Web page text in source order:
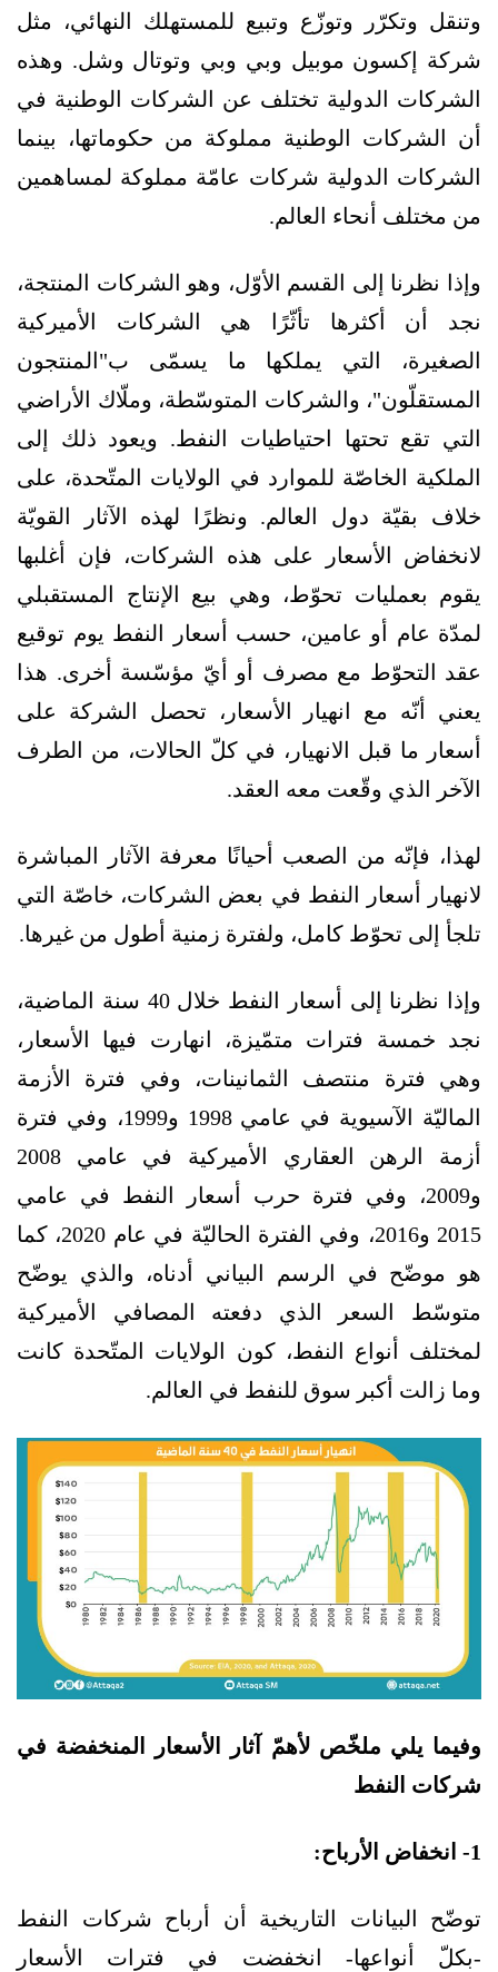
وتنقل وتكرّر وتوزّع وتبيع للمستهلك النهائي، مثل
شركة إكسون موبيل وبي وبي وتوتال وشل. وهذه
الشركات الدولية تختلف عن الشركات الوطنية في
أن الشركات الوطنية مملوكة من حكوماتها، بينما
الشركات الدولية شركات عامّة مملوكة لمساهمين
من مختلف أنحاء العالم.
وإذا نظرنا إلى القسم الأوّل، وهو الشركات المنتجة،
نجد أن أكثرها تأثّرًا هي الشركات الأميركية
الصغيرة، التي يملكها ما يسمّى ب"المنتجون
المستقلّون"، والشركات المتوسّطة، وملّاك الأراضي
التي تقع تحتها احتياطيات النفط. ويعود ذلك إلى
الملكية الخاصّة للموارد في الولايات المتّحدة، على
خلاف بقيّة دول العالم. ونظرًا لهذه الآثار القويّة
لانخفاض الأسعار على هذه الشركات، فإن أغلبها
يقوم بعمليات تحوّط، وهي بيع الإنتاج المستقبلي
لمدّة عام أو عامين، حسب أسعار النفط يوم توقيع
عقد التحوّط مع مصرف أو أيّ مؤسّسة أخرى. هذا
يعني أنّه مع انهيار الأسعار، تحصل الشركة على
أسعار ما قبل الانهيار، في كلّ الحالات، من الطرف
الآخر الذي وقّعت معه العقد.
لهذا، فإنّه من الصعب أحيانًا معرفة الآثار المباشرة
لانهيار أسعار النفط في بعض الشركات، خاصّة التي
تلجأ إلى تحوّط كامل، ولفترة زمنية أطول من غيرها.
وإذا نظرنا إلى أسعار النفط خلال 40 سنة الماضية،
نجد خمسة فترات متمّيزة، انهارت فيها الأسعار،
وهي فترة منتصف الثمانينات، وفي فترة الأزمة
الماليّة الآسيوية في عامي 1998 و1999، وفي فترة
أزمة الرهن العقاري الأميركية في عامي 2008
و2009، وفي فترة حرب أسعار النفط في عامي
2015 و2016، وفي الفترة الحاليّة في عام 2020، كما
هو موضّح في الرسم البياني أدناه، والذي يوضّح
متوسّط السعر الذي دفعته المصافي الأميركية
لمختلف أنواع النفط، كون الولايات المتّحدة كانت
وما زالت أكبر سوق للنفط في العالم.
وفيما يلي ملخّص لأهمّ آثار الأسعار المنخفضة في
شركات النفط
1- انخفاض الأرباح:
توضّح البيانات التاريخية أن أرباح شركات النفط
-بكلّ أنواعها- انخفضت في فترات الأسعار